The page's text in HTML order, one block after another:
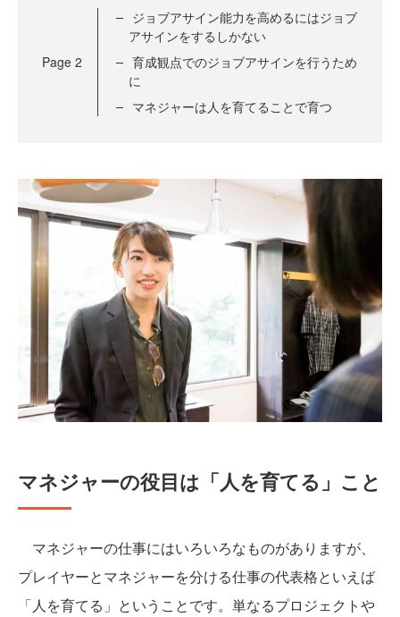
Page 2
ジョブアサイン能力を高めるにはジョブ
アサインをするしかない
育成観点でのジョブアサインを行うため
に
マネジャーは人を育てることで育つ
マネジャーの役目は「人を育てる」こと
マネジャーの仕事にはいろいろなものがありますが、
プレイヤーとマネジャーを分ける仕事の代表格といえば
「人を育てる」ということです。単なるプロジェクトや